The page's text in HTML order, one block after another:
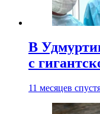
В
с
11 месяцев